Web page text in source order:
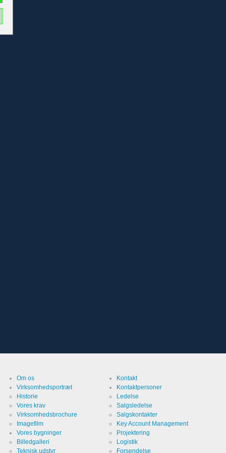
Om os
Virksomhedsportræt
Historie
Vores krav
Virksomhedsbrochure
Imagefilm
Vores bygninger
Billedgalleri
Teknisk udstyr
Kontakt
Kontaktpersoner
Ledelse
Salgsledelse
Salgskontakter
Key Account Management
Projektering
Logistik
Forsendelse